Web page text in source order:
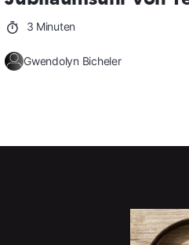
3 Minuten
Gwendolyn Bicheler